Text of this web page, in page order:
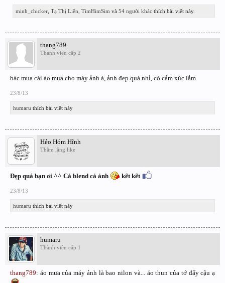
minh_chicker Tạ Thị Liên TimHimSim và 54 người khác thích bài viết này.
thang789
Thành viên cấp 2
bác mua cái áo mưa cho máy ảnh à, ảnh đẹp quá nhỉ, có cảm xúc lắm
23/8/13
humaru thích bài viết này
Hẻo Hóm Hĩnh
Thầm lặng like
Đẹp quá bạn ơi ^^ Cả blend cả ảnh kết kết
23/8/13
humaru thích bài viết này
humaru
Thành viên cấp 1
thang789: áo mưa của máy ảnh là bao nilon và... áo thun của tớ đấy cậu ạ